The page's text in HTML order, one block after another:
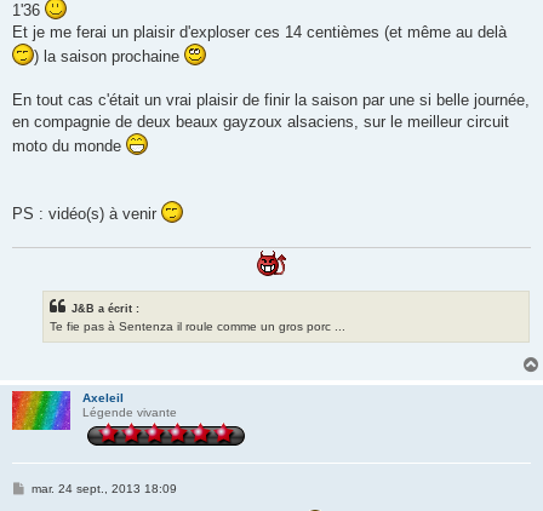
1'36
Et je me ferai un plaisir d'exploser ces 14 centièmes (et même au delà
) la saison prochaine
En tout cas c'était un vrai plaisir de finir la saison par une si belle journée,
en compagnie de deux beaux gayzoux alsaciens, sur le meilleur circuit
moto du monde
PS : vidéo(s) à venir
J&B a écrit :
Te fie pas à Sentenza il roule comme un gros porc ...
Axeleil
Légende vivante
Mmar. 24 sept., 2013 18:09